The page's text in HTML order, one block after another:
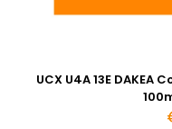
UCX U4A 13E